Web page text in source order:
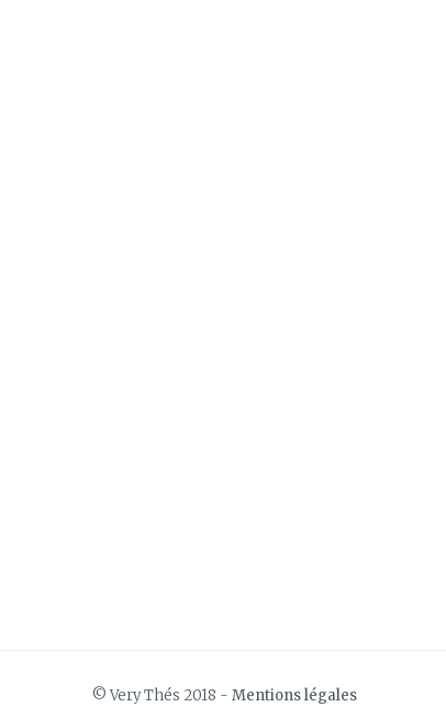
© Very Thés 2018 - Mentions légales